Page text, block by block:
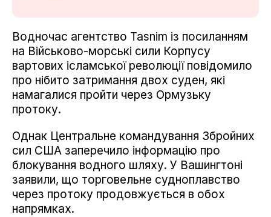
Водночас агентство Tasnim із посиланням
на Військово-морські сили Корпусу
вартових ісламської революції повідомило
про нібито затримання двох суден, які
намагалися пройти через Ормузьку
протоку.
Однак Центральне командування Збройних
сил США заперечило інформацію про
блокування водного шляху. У Вашингтоні
заявили, що торговельне судноплавство
через протоку продовжується в обох
напрямках.